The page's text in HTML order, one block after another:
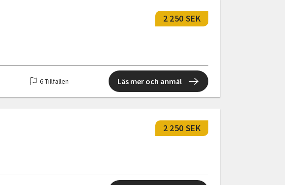
2 250 SEK
6 Tillfällen Läs mer och anmäl
2 250 SEK